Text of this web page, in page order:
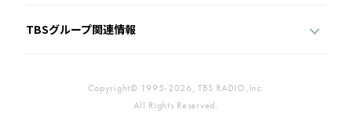
TBSグループ関連情報
Copyright© 1995-2026, TBS RADIO,Inc.
All Rights Reserved.